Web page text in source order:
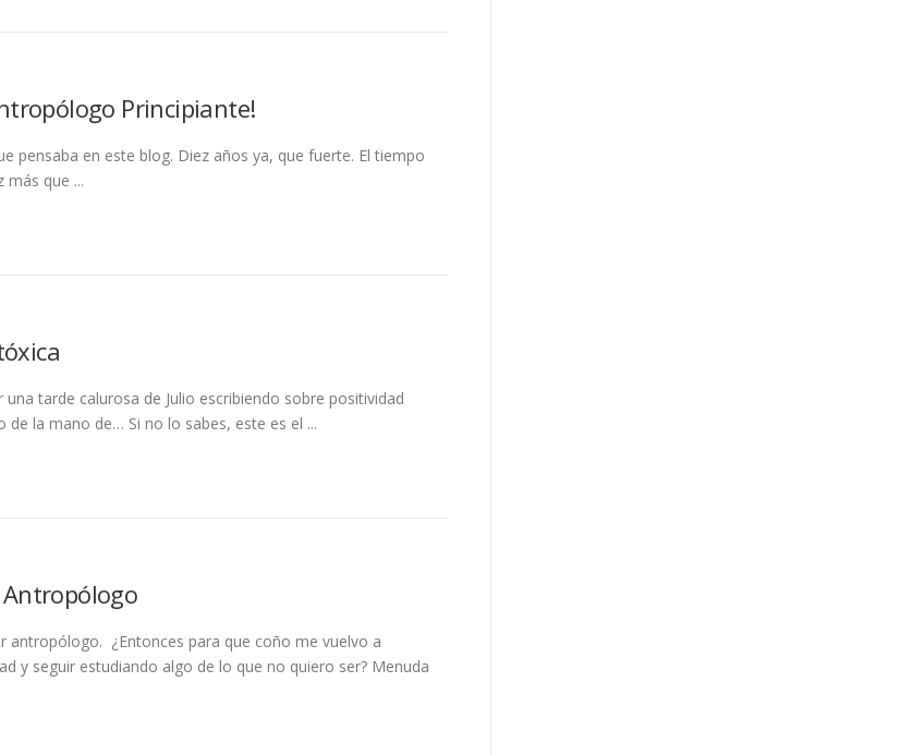
Principiante!
pensaba en este blog. Diez años ya, que fuerte. El tiempo
que ...
tarde calurosa de Julio escribiendo sobre positividad
la mano de… Si no lo sabes, este es el ...
antropólogo. ¿Entonces para que coño me vuelvo a
y seguir estudiando algo de lo que no quiero ser? Menuda